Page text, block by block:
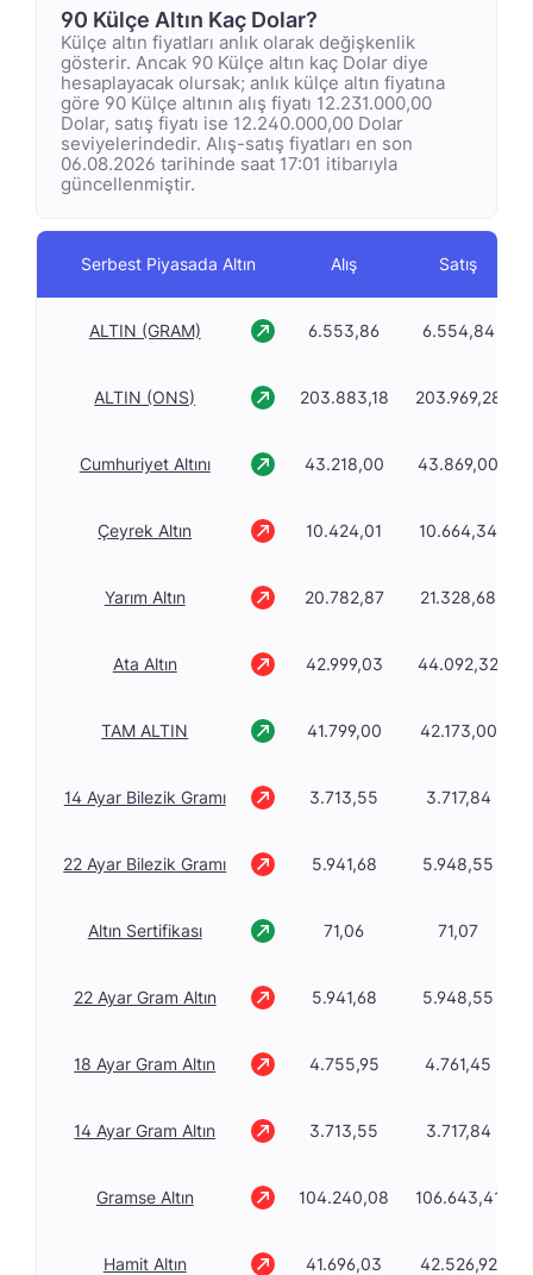
90 Külçe Altın Kaç Dolar?
Külçe altın fiyatları anlık olarak değişkenlik
gösterir. Ancak 90 Külçe altın kaç Dolar diye
hesaplayacak olursak; anlık külçe altın fiyatına
göre 90 Külçe altının alış fiyatı 12.231.000,00
Dolar, satış fiyatı ise 12.240.000,00 Dolar
seviyelerindedir. Alış-satış fiyatları en son
06.08.2026 tarihinde saat 17:01 itibarıyla
güncellenmiştir.
Serbest Piyasada Altın Alış Satış
ALTIN (GRAM) 6.553,86 6.554,84
ALTIN (ONS) 203.883,18 203.969,28
Cumhuriyet Altını 43.218,00 43.869,00
Çeyrek Altın 10.424,01 10.664,34
Yarım Altın 20.782,87 21.328,68
Ata Altın 42.999,03 44.092,32
TAM ALTIN 41.799,00 42.173,00
14 Ayar Bilezik Gramı 3.713,55 3.717,84
22 Ayar Bilezik Gramı 5.941,68 5.948,55
Altın Sertifikası 71,06 71,07
22 Ayar Gram Altın 5.941,68 5.948,55
18 Ayar Gram Altın 4.755,95 4.761,45
14 Ayar Gram Altın 3.713,55 3.717,84
Gramse Altın 104.240,08 106.643,41
Hamit Altın 41.696,03 42.526,92